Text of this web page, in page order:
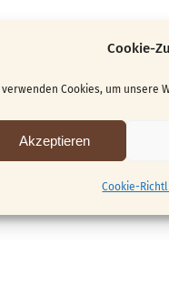
Cookie-
verwenden Cookies, um unsere
Akzeptieren
Cookie-